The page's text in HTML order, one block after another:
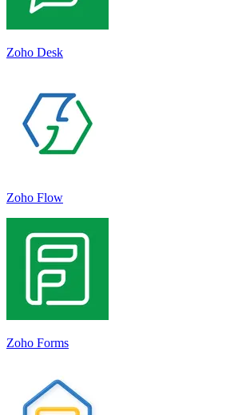
Zoho Desk
Zoho Flow
Zoho Forms